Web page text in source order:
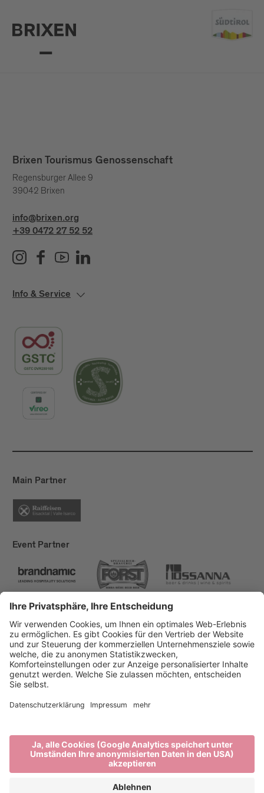
Brixen Tourismus Genossenschaft
Regensburger Allee 9
39042 Brixen
info@brixen.org
+39 0472 27 52 52
Info & Service
Main Partner
Event Partner
Brixen Tourismus
Privacy
Impressum
Förderungen
produced by